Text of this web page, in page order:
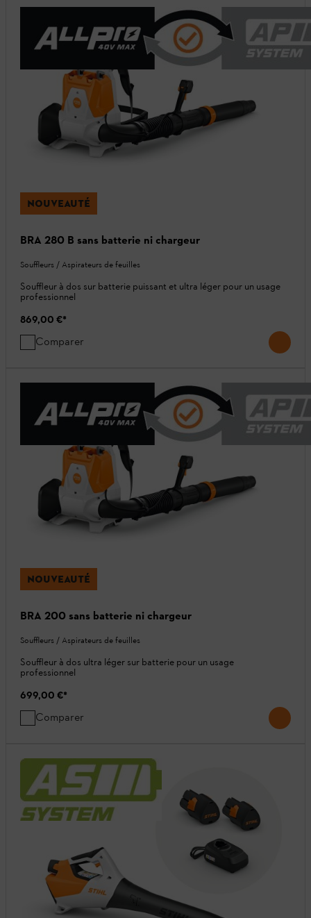
NOUVEAUTÉ
BRA 280 B sans batterie ni chargeur
Souffleurs / Aspirateurs de feuilles
Souffleur à dos sur batterie puissant et ultra léger pour un usage
professionnel
869,00 €*
Comparer
NOUVEAUTÉ
BRA 200 sans batterie ni chargeur
Souffleurs / Aspirateurs de feuilles
Souffleur à dos ultra léger sur batterie pour un usage
professionnel
699,00 €*
Comparer